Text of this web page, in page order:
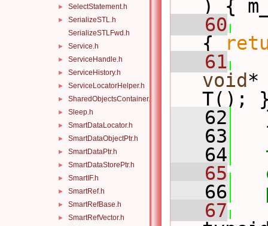
► SelectStatement.h
►
SerializeSTL.h
SerializeSTLFwd.h
► Service.h
► ServiceHandle.h
► ServiceHistory.h
► ServiceLocatorHelper.h
► SharedObjectsContainer.h
► Sleep.h
► SmartDataLocator.h
► SmartDataObjectPtr.h
► SmartDataPtr.h
► SmartDataStorePtr.h
► SmartIF.h
► SmartRef.h
► SmartRefBase.h
► SmartRefVector.h
) {
   60
{
   61
void*
T();
   62
   63
   64
   65
   66
   67